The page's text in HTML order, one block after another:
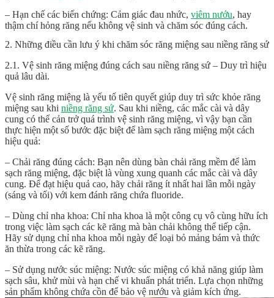
– Hạn chế các biến chứng: Cảm giác đau nhức, viêm nướu, hay
thậm chí hỏng răng nếu không vệ sinh và chăm sóc đúng cách.
2. Những điều cần lưu ý khi chăm sóc răng miệng sau niềng răng sứ
2.1. Vệ sinh răng miệng đúng cách sau niềng răng sứ – Duy trì hiệu
quả lâu dài.
Vệ sinh răng miệng là yếu tố tiên quyết giúp duy trì sức khỏe răng
miệng sau khi niềng răng sứ. Sau khi niềng, các mắc cài và dây
cung có thể cản trở quá trình vệ sinh răng miệng, vì vậy bạn cần
thực hiện một số bước đặc biệt để làm sạch răng miệng một cách
hiệu quả:
– Chải răng đúng cách: Bạn nên dùng bàn chải răng mềm để làm
sạch răng miệng, đặc biệt là vùng xung quanh các mắc cài và dây
cung. Để đạt hiệu quả cao, hãy chải răng ít nhất hai lần mỗi ngày
(sáng và tối) với kem đánh răng chứa fluoride.
– Dùng chỉ nha khoa: Chỉ nha khoa là một công cụ vô cùng hữu ích
trong việc làm sạch các kẽ răng mà bàn chải không thể tiếp cận.
Hãy sử dụng chỉ nha khoa mỗi ngày để loại bỏ mảng bám và thức
ăn thừa trong các kẽ răng.
– Sử dụng nước súc miệng: Nước súc miệng có khả năng giúp làm
sạch sâu, khử mùi và hạn chế vi khuẩn phát triển. Lựa chọn những
sản phẩm không chứa cồn để bảo vệ nướu và giảm kích ứng.